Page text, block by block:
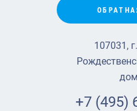
107031,
+7 (495)